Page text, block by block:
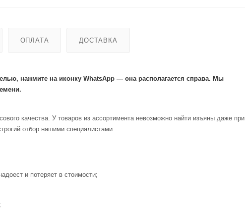
ОПЛАТА ДОСТАВКА
нажмите на иконку WhatsApp — она располагается справа. Мы
качества. У товаров из ассортимента невозможно найти изъяны даже при
отбор нашими специалистами.
и потеряет в стоимости;